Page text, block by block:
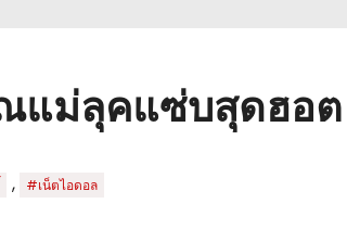
แม่ลุคแซ่บสุดฮอต
, #เน็ตไอดอล